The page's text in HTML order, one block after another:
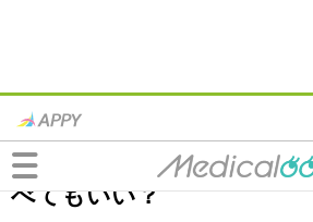
「食後3～4時間でもう空
ぐにお腹が空く人の特徴。
べてもいい？